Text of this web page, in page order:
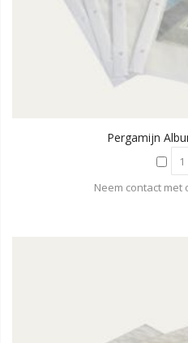
Pergamijn
Neem contact met